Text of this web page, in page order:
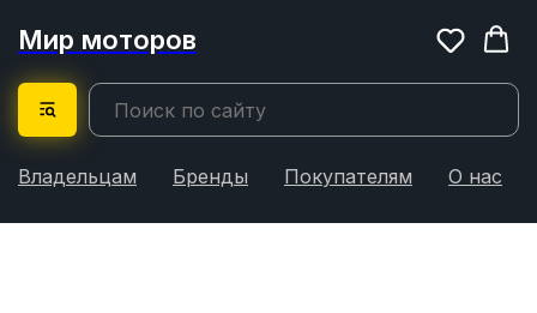
Мир моторов
Владельцам Бренды Покупателям О нас